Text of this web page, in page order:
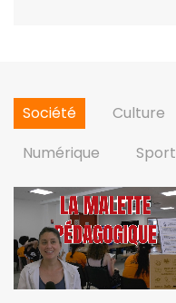
Société Culture
Numérique
Sport